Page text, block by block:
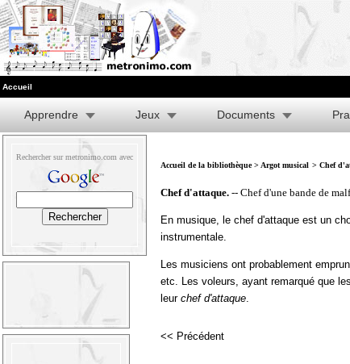
Accueil
Apprendre Jeux Documents
Rechercher sur metronimo.com avec
Accueil de la bibliothèque> Argot musical > Chef
Chef d'attaque. -- Chef d'une bande de
En musique, le chef d'attaque est un
instrumentale.
Les musiciens ont probablement
etc. Les voleurs, ayant remarqué que
leur chef d'attaque.
<< Précédent